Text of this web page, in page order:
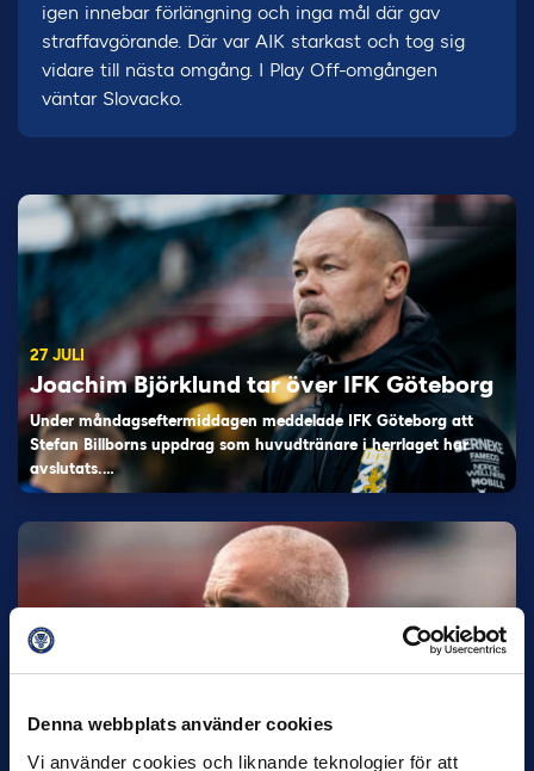
Denna webbplats använder cookies
Vi använder cookies och liknande teknologier för att
igen innebar förlängning och inga mål där gav
straffavgörande. Där var AIK starkast och tog sig
vidare till nästa omgång. I Play Off-omgången
väntar Slovacko.
27 JULI
Joachim Björklund tar över IFK Göteborg
Under måndagseftermiddagen meddelade IFK Göteborg att
Stefan Billborns uppdrag som huvudtränare i herrlaget har
avslutats.…
30 JUNI
Helstrup ny tränare i Malmö FF